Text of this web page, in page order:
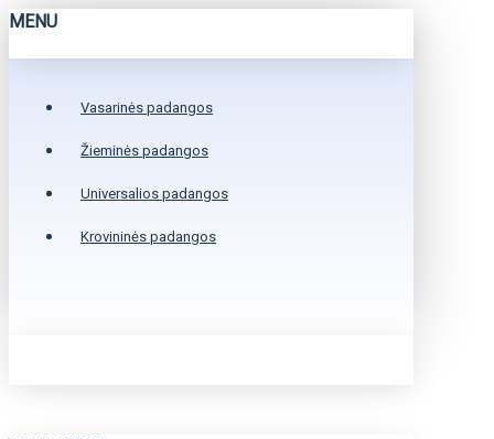
MENU
Vasarinės padangos
Žieminės padangos
Universalios padangos
Krovininės padangos